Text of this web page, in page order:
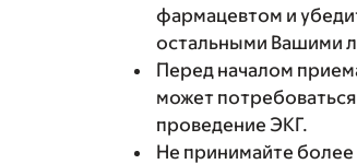
фармацевтом и
остальными Вашими
Перед началом
может
проведение ЭКГ.
Не принимайте более